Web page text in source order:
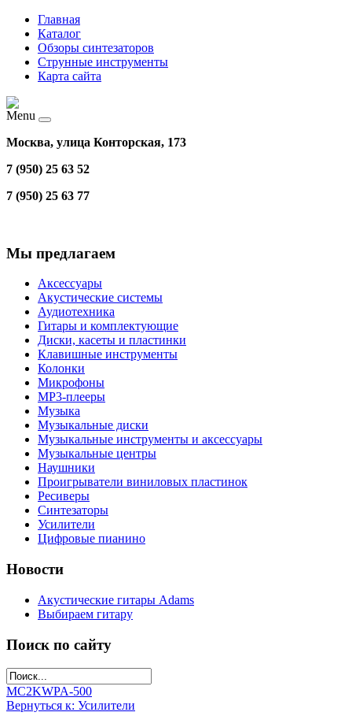
Главная
Каталог
Обзоры синтезаторов
Струнные инструменты
Карта сайта
Menu
Москва, улица Конторская, 173
7 (950) 25 63 52
7 (950) 25 63 77
Мы предлагаем
Аксессуары
Акустические системы
Аудиотехника
Гитары и комплектующие
Диски, касеты и пластинки
Клавишные инструменты
Колонки
Микрофоны
МР3-плееры
Музыка
Музыкальные диски
Музыкальные инструменты и аксессуары
Музыкальные центры
Наушники
Проигрыватели виниловых пластинок
Ресиверы
Синтезаторы
Усилители
Цифровые пианино
Новости
Акустические гитары Adams
Выбираем гитару
Поиск по сайту
MC2KWPA-500
Вернуться к: Усилители